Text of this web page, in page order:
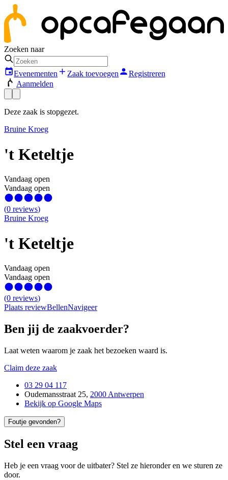
Zoeken naar
Evenementen Zaak toevoegen
Registreren
Aanmelden
Deze zaak is stopgezet.
Bruine Kroeg
't Keteltje
Vandaag open
Vandaag open
(0 reviews)
Bruine Kroeg
't Keteltje
Vandaag open
Vandaag open
(0 reviews)
Plaats reviewBellenNavigeer
Ben jij de zaakvoerder?
Laat weten waarom je zaak het bezoeken waard is.
Claim deze zaak
03 29 04 117
Oudemansstraat 25, 2000 Antwerpen
Bekijk op Google Maps
Foutje gevonden?
Stel een vraag
Heb je een vraag voor de uitbater? Stel ze hieronder en we sturen ze
door.